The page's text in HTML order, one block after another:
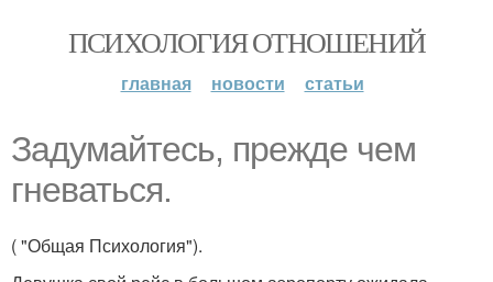
ПСИХОЛОГИЯ ОТНОШЕНИЙ
главная новости статьи
Задумайтесь, прежде чем
гневаться.
( "Общая Психология").